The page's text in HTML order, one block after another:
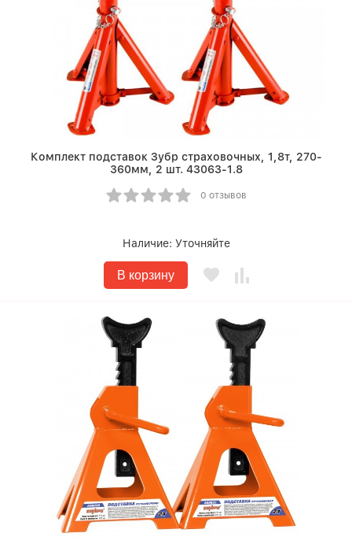
Комплект подставок Зубр страховочных, 1,8т, 270-
360мм, 2 шт. 43063-1.8
0 отзывов
Наличие: Уточняйте
В корзину